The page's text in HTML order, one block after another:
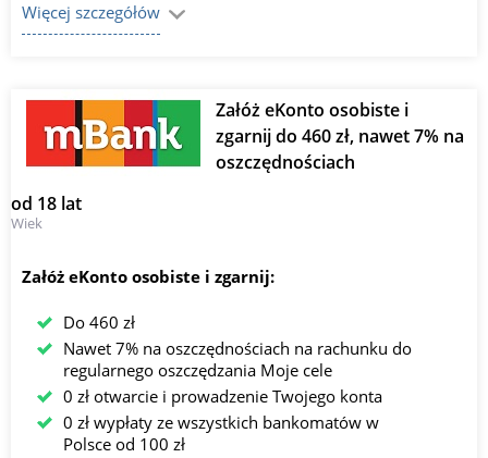
6 % na Koncie SuperOszczędnościowym do 20
Więcej szczegółów
Załóż eKonto osobiste i
zgarnij do 460 zł, nawet 7% na
oszczędnościach
od 18 lat
Wiek
Załóż eKonto osobiste i zgarnij:
Do 460 zł
Nawet 7% na oszczędnościach na rachunku do
regularnego oszczędzania Moje cele
0 zł otwarcie i prowadzenie Twojego konta
0 zł wypłaty ze wszystkich bankomatów w
Polsce od 100 zł